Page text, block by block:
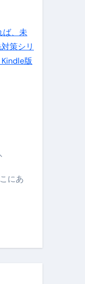
騎 切り抜き 会社員
ば、未
策シリ
版
にあ